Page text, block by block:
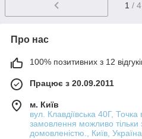
1 / 4
Про нас
100% позитивних з 12
Працює з 20.09.2011
м. Київ
вул. Клавдіївська 40Г,
замовлення можливо
домовленістю., Київ, Україна